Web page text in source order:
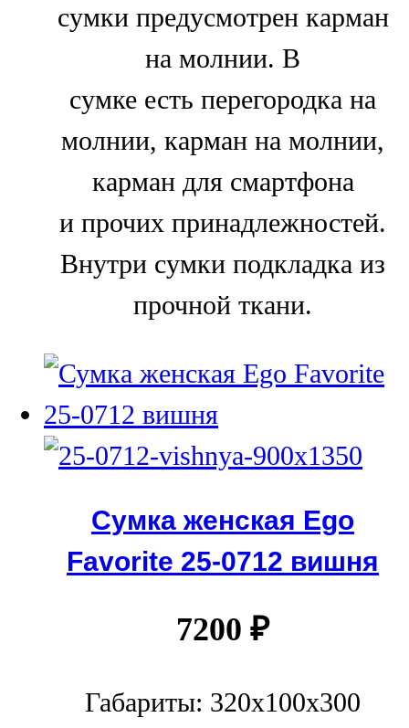
сумки предусмотрен карман
на молнии. В
сумке есть перегородка на
молнии, карман на молнии,
карман для смартфона
и прочих принадлежностей.
Внутри сумки подкладка из
прочной ткани.
Сумка женская Ego
Favorite 25-0712 вишня
7200 ₽
Габариты: 320x100x300